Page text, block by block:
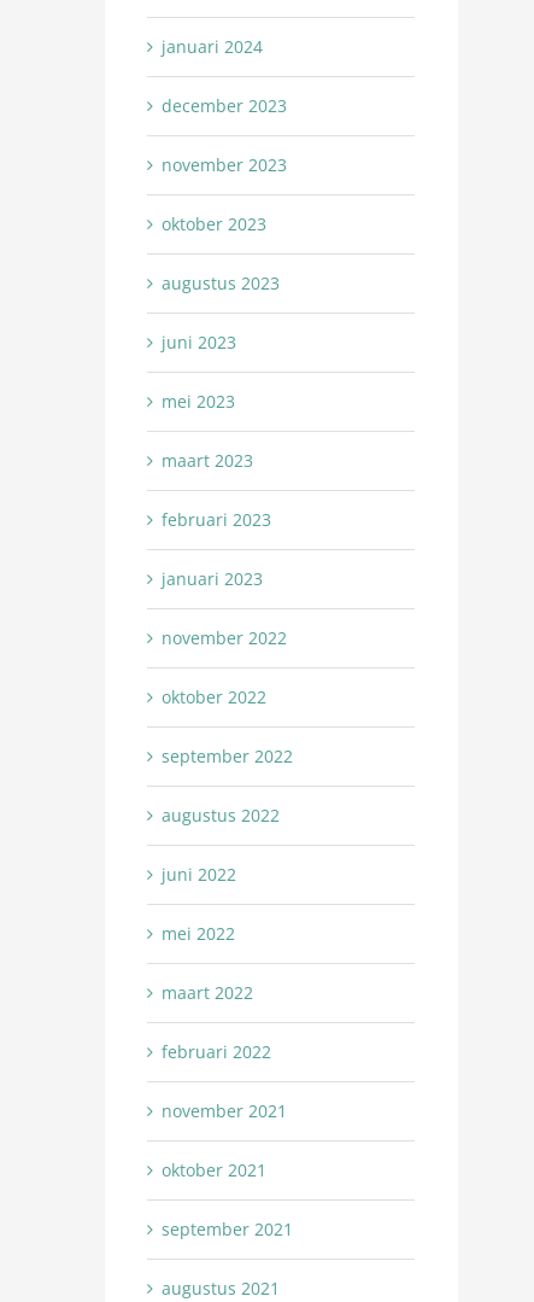
januari 2024
december 2023
november 2023
oktober 2023
augustus 2023
juni 2023
mei 2023
maart 2023
februari 2023
januari 2023
november 2022
oktober 2022
september 2022
augustus 2022
juni 2022
mei 2022
maart 2022
februari 2022
november 2021
oktober 2021
september 2021
augustus 2021